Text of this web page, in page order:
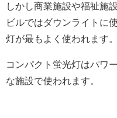
しかし商業施設や福祉施
ビルではダウンライトに
灯が最もよく使われます。
コンパクト蛍光灯はパワ
な施設で使われます。